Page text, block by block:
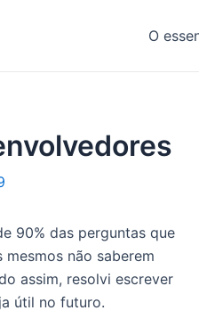
O
90% das perguntas que
não saberem
assim, resolvi escrever
útil no futuro.